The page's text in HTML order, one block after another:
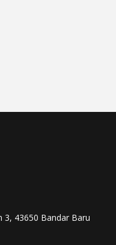
3, 43650 Bandar Baru